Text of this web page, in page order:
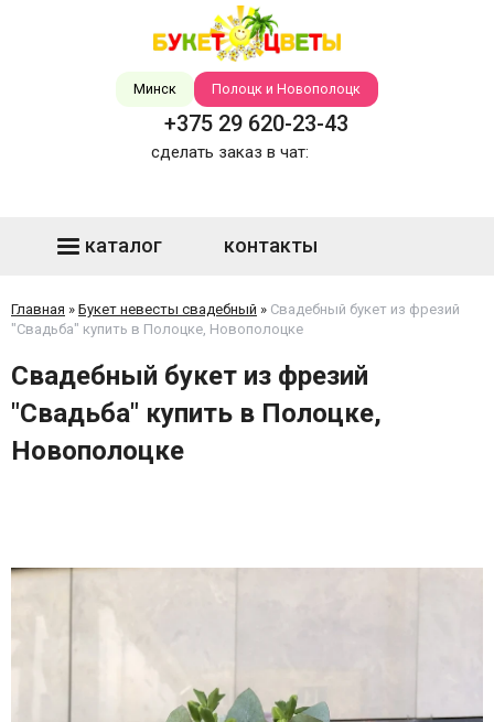
Минск Полоцк и Новополоцк
+375 29 620-23-43
сделать заказ в чат:
каталог контакты
Главная » Букет невесты свадебный » Свадебный букет из фрезий
"Свадьба" купить в Полоцке, Новополоцке
Свадебный букет из фрезий
"Свадьба" купить в Полоцке,
Новополоцке